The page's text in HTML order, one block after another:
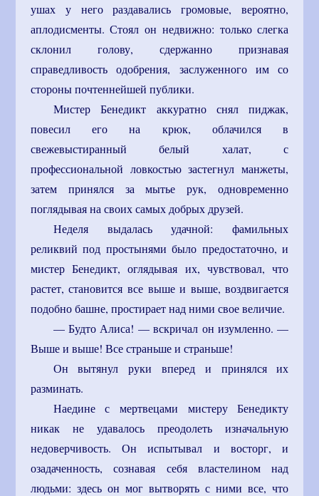
ушах у него раздавались громовые, вероятно,
аплодисменты. Стоял он недвижно: только слегка
склонил голову, сдержанно признавая
справедливость одобрения, заслуженного им со
стороны почтеннейшей публики.
Мистер Бенедикт аккуратно снял пиджак,
повесил его на крюк, облачился в
свежевыстиранный белый халат, с
профессиональной ловкостью застегнул манжеты,
затем принялся за мытье рук, одновременно
поглядывая на своих самых добрых друзей.
Неделя выдалась удачной: фамильных
реликвий под простынями было предостаточно, и
мистер Бенедикт, оглядывая их, чувствовал, что
растет, становится все выше и выше, воздвигается
подобно башне, простирает над ними свое величие.
— Будто Алиса! — вскричал он изумленно. —
Выше и выше! Все страньше и страньше!
Он вытянул руки вперед и принялся их
разминать.
Наедине с мертвецами мистеру Бенедикту
никак не удавалось преодолеть изначальную
недоверчивость. Он испытывал и восторг, и
озадаченность, сознавая себя властелином над
людьми: здесь он мог вытворять с ними все, что